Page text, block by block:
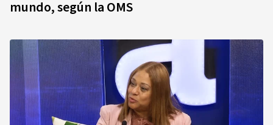
mundo, según la OMS